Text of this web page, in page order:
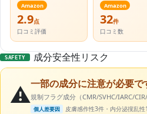
Amazon
2.9点
口コミ評価
Amazon
32件
口コミ数
SAFETY 成分安全性リスク
⚠️一部の成分に注意が必要で
規制フラグ成分（CMR/SVHC/IARC/
個人差要因 皮膚感作性3件・内分泌撹乱